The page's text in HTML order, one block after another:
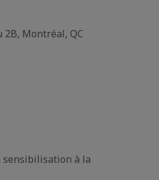
2B, Montréal, QC
sensibilisation à la